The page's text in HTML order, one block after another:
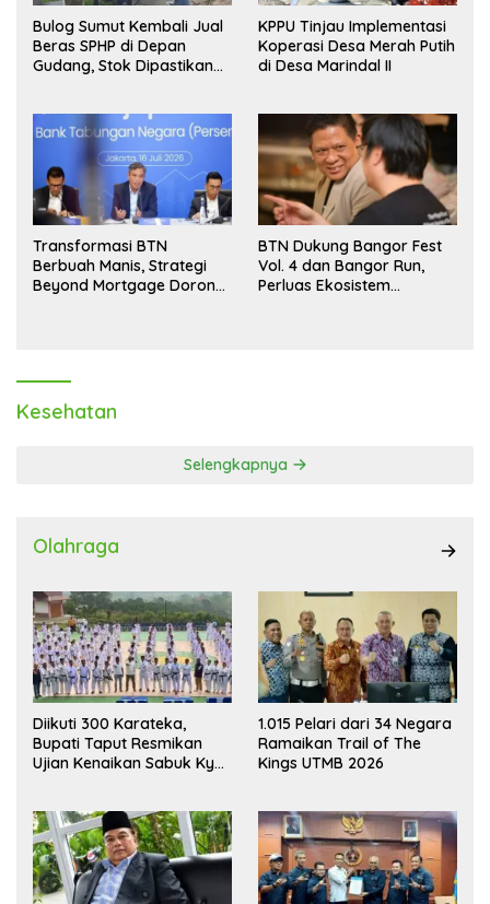
Bulog Sumut Kembali Jual
Beras SPHP di Depan
Gudang, Stok Dipastikan
KPPU Tinjau Implementasi
Koperasi Desa Merah Putih
di Desa Marindal II
Transformasi BTN
Berbuah Manis, Strategi
Beyond Mortgage Dorong
BTN Dukung Bangor Fest
Vol. 4 dan Bangor Run,
Perluas Ekosistem
Kesehatan
Selengkapnya
Olahraga
Diikuti 300 Karateka,
Bupati Taput Resmikan
Ujian Kenaikan Sabuk Kyu
1.015 Pelari dari 34 Negara
Ramaikan Trail of The
Kings UTMB 2026